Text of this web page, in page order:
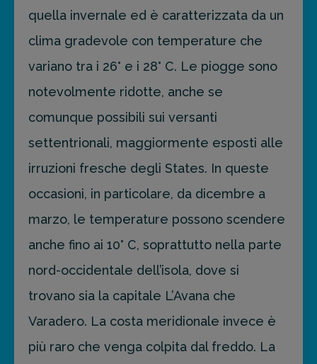
quella invernale ed è caratterizzata da un
clima gradevole con temperature che
variano tra i 26° e i 28° C. Le piogge sono
notevolmente ridotte, anche se
comunque possibili sui versanti
settentrionali, maggiormente esposti alle
irruzioni fresche degli States. In queste
occasioni, in particolare, da dicembre a
marzo, le temperature possono scendere
anche fino ai 10° C, soprattutto nella parte
nord-occidentale dell’isola, dove si
trovano sia la capitale L’Avana che
Varadero. La costa meridionale invece è
più raro che venga colpita dal freddo. La